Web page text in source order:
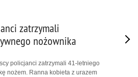
zatrzymali
nożownika
policjanci zatrzymali 41-letniego
nożem. Ranna kobieta z urazem